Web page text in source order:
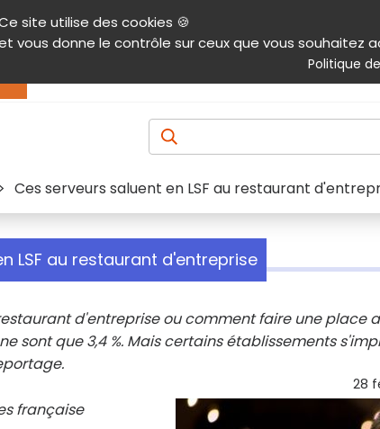
site utilise des cookies 🍪
vous donne le contrôle sur ceux que vous souhaitez
Politique
Aide et accessibilité Menu principal
Produits & services
Ces serveurs saluent en LSF au restaurant
LSF au restaurant d'entreprise
d'entreprise ou comment faire une place
sont que 3,4 %. Mais certains établissements
28
française